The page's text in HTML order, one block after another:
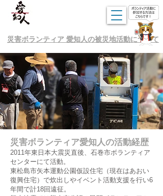
災害ボランティア 愛知人の被災地活動について
災害ボランティア愛知人の活動経歴
2011年東日本大震災直後、石巻市ボランティア
センターにて活動。
東松島市矢本運動公園仮設住宅（現在はあおい
復興住宅）で炊出しやイベント活動支援を行い6
年間で計18回遠征。